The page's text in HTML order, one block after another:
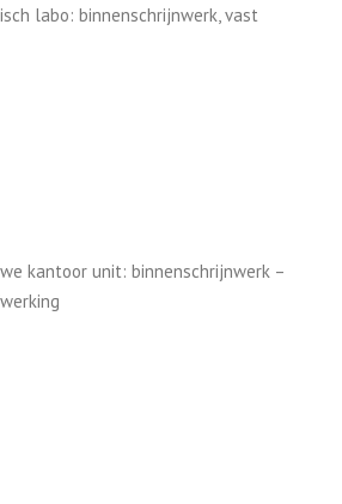
labo: binnenschrijnwerk, vast
kantoor unit: binnenschrijnwerk –